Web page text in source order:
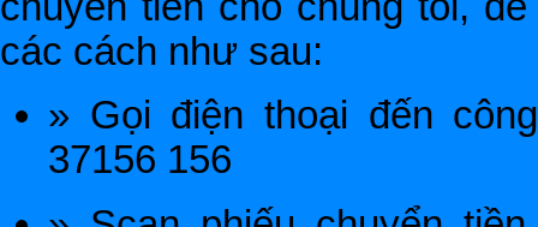
các cách như sau:
» Gọi điện thoại đến
37156 156